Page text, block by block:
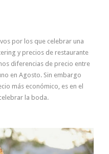
por los que celebrar una
y precios de restaurante
diferencias de precio entre
en Agosto. Sin embargo
más económico, es en el
la boda.